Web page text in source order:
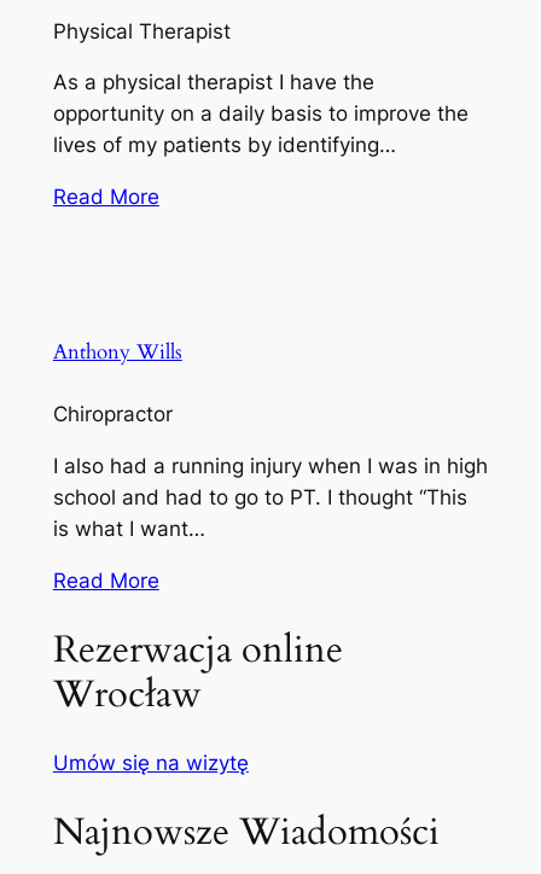
Physical Therapist
As a physical therapist I have the
opportunity on a daily basis to improve the
lives of my patients by identifying…
Read More
Anthony Wills
Chiropractor
I also had a running injury when I was in high
school and had to go to PT. I thought “This
is what I want…
Read More
Rezerwacja online
Wrocław
Umów się na wizytę
Najnowsze Wiadomości